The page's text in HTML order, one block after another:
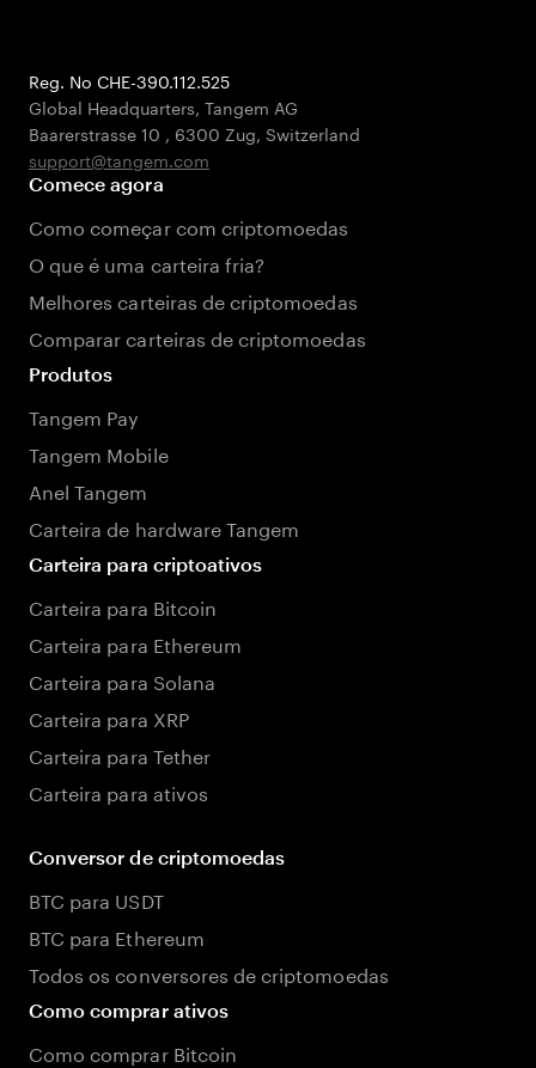
Reg. No CHE-390.112.525
Global Headquarters, Tangem AG
Baarerstrasse 10 , 6300 Zug, Switzerland
support@tangem.com
Comece agora
Como começar com criptomoedas
O que é uma carteira fria?
Melhores carteiras de criptomoedas
Comparar carteiras de criptomoedas
Produtos
Tangem Pay
Tangem Mobile
Anel Tangem
Carteira de hardware Tangem
Carteira para criptoativos
Carteira para Bitcoin
Carteira para Ethereum
Carteira para Solana
Carteira para XRP
Carteira para Tether
Carteira para ativos
Conversor de criptomoedas
BTC para USDT
BTC para Ethereum
Todos os conversores de criptomoedas
Como comprar ativos
Como comprar Bitcoin